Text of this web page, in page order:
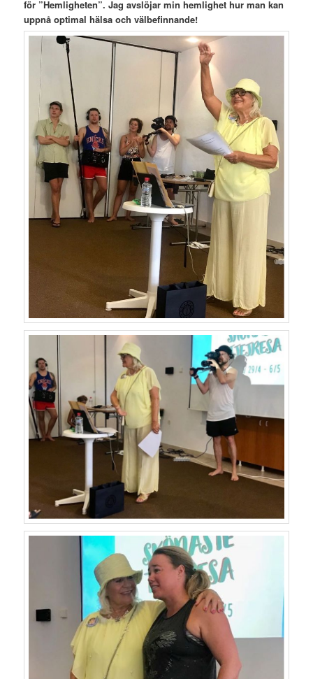
för ”Hemligheten”. Jag avslöjar min hemlighet hur man kan
uppnå optimal hälsa och välbefinnande!